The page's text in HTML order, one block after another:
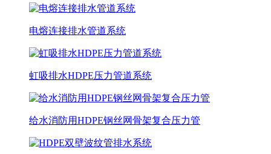
电熔连接排水管道系统
虹吸排水HDPE压力管道系统
给水消防用HDPE钢丝网骨架复合压力管